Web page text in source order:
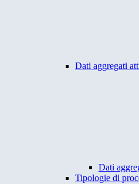
Dati aggregati
Dati
Tipologie di